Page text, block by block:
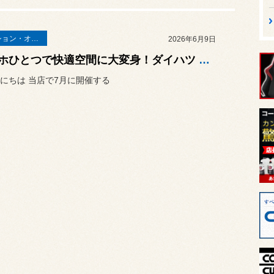
ナビゲーション・オーディオ 2026年6月9日
スマホひとつで快適空間に大変身！ダイハツ アトレー（S700V）に「カロッツェリア ディスプレイオーディオ DMH-SF700」を取り付けました！
ちは 当店で7月に開催する